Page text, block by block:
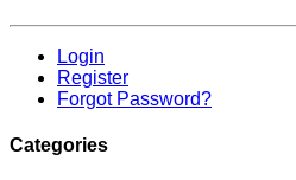
Login
Register
Forgot Password?
Categories